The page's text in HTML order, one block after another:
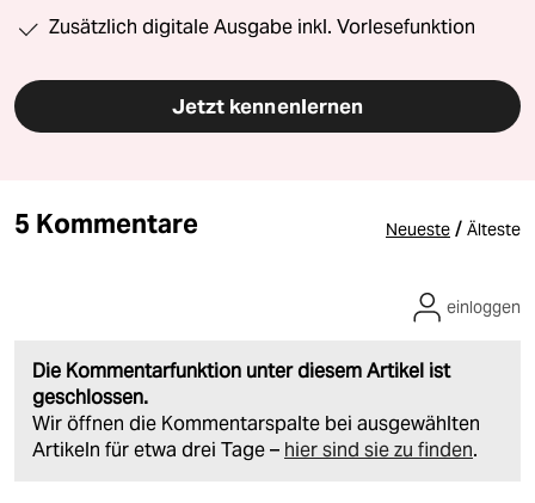
Zusätzlich digitale Ausgabe inkl. Vorlesefunktion
Jetzt kennenlernen
5 Kommentare Neueste / Älteste
Die Kommentarfunktion unter diesem Artikel ist
geschlossen.
Wir öffnen die Kommentarspalte bei ausgewählten
Artikeln für etwa drei Tage – hier sind sie zu finden.
einloggen